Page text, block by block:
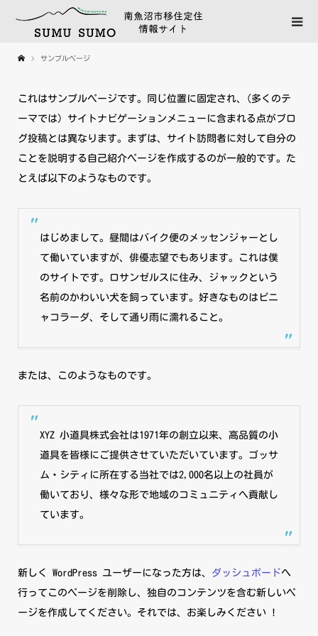
サンプルページ
これはサンプルページです。同じ位置に固定され、(多くのテ
ーマでは) サイトナビゲーションメニューに含まれる点がブロ
グ投稿とは異なります。まずは、サイト訪問者に対して自分の
ことを説明する自己紹介ページを作成するのが一般的です。た
とえば以下のようなものです。
はじめまして。昼間はバイク便のメッセンジャーとし
て働いていますが、俳優志望でもあります。これは僕
のサイトです。ロサンゼルスに住み、ジャックという
名前のかわいい犬を飼っています。好きなものはピニ
ャコラーダ、そして通り雨に濡れること。
または、このようなものです。
XYZ 小道具株式会社は1971年の創立以来、高品質の小
道具を皆様にご提供させていただいています。ゴッサ
ム・シティに所在する当社では2,000名以上の社員が
働いており、様々な形で地域のコミュニティへ貢献し
ています。
新しく WordPress ユーザーになった方は、 ダッシュボードへ
行ってこのページを削除し、独自のコンテンツを含む新しいペ
ージを作成してください。それでは、お楽しみください !